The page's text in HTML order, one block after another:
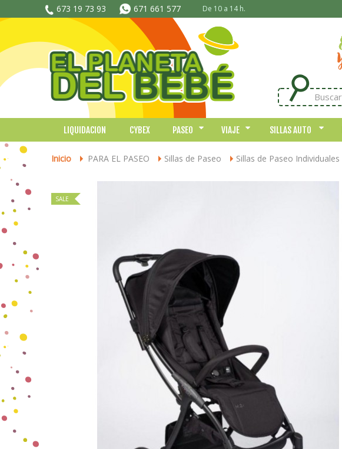
673 19 73 93 671 661 577 De 10 a 14 h.
LIQUIDACION CYBEX PASEO VIAJE SILLAS AUTO
Inicio > PARA EL PASEO > Sillas de Paseo > Sillas de Paseo Individuales
SALE